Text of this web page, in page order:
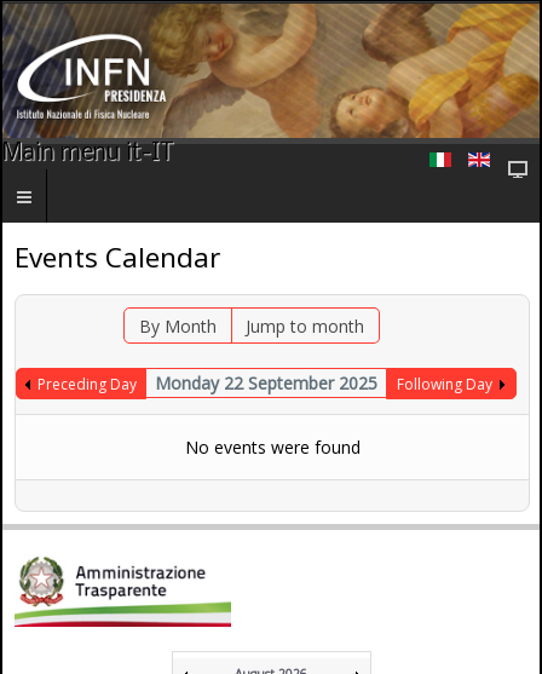
Main menu it-IT
Events Calendar
By Month Jump to month
Preceding Day Monday 22 September 2025 Following Day
No events were found